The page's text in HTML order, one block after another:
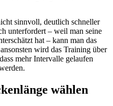
sinnvoll, deutlich schneller
unterfordert – weil man seine
hat – kann man das
wird das Training über
mehr Intervalle gelaufen
wählen